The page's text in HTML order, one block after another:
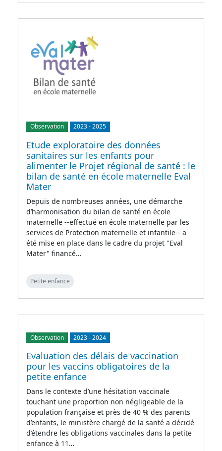
Observation 2023-2025
Etude exploratoire des données
sanitaires sur les enfants pour
alimenter le Projet régional de santé : le
bilan de santé en école maternelle Eval
Mater
Depuis de nombreuses années, une démarche
d’harmonisation du bilan de santé en école
maternelle --effectué en école maternelle par les
services de Protection maternelle et infantile-- a
été mise en place dans le cadre du projet "Eval
Mater" financé…
Petite enfance
Observation 2023-2024
Evaluation des délais de vaccination
pour les vaccins obligatoires de la
petite enfance
Dans le contexte d’une hésitation vaccinale
touchant une proportion non négligeable de la
population française et près de 40 % des parents
d’enfants, le ministère chargé de la santé a décidé
d’étendre les obligations vaccinales dans la petite
enfance à 11…